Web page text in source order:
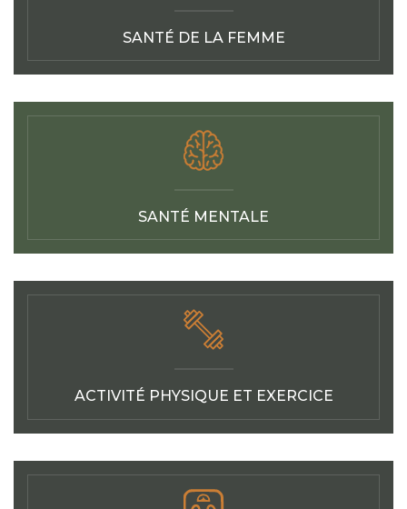
SANTÉ DE LA FEMME
SANTÉ MENTALE
ACTIVITÉ PHYSIQUE ET EXERCICE